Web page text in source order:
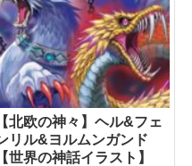
【北欧の神々】ヘル&フェ
リル&ヨルムンガンド
【世界の神話イラスト】